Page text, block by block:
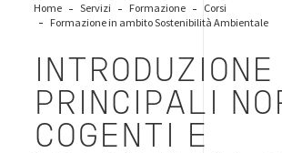
Home Servizi Formazione
Corsi
Formazione in ambito Sostenibilità Ambientale
PRINCIPALI
COGENTI E